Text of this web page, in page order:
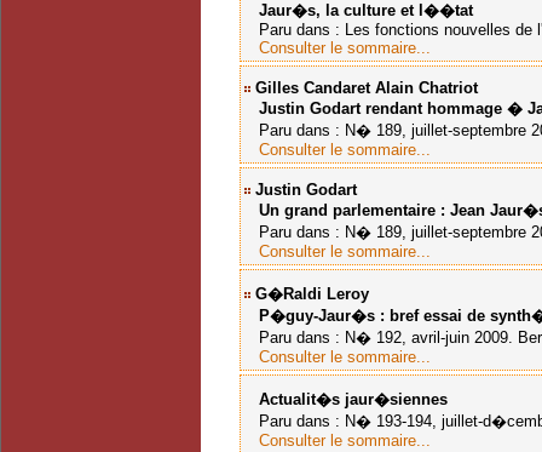
Jaur�s, la culture et l��tat
Paru dans : Les fonctions nouvelles de
Consulter le sommaire...
Gilles Candaret Alain Chatriot
Justin Godart rendant hommage �
Paru dans : N� 189, juillet-septembre
Consulter le sommaire...
Justin Godart
Un grand parlementaire : Jean
Paru dans : N� 189, juillet-septembre
Consulter le sommaire...
G�raldi Leroy
P�guy-Jaur�s : bref essai de
Paru dans : N� 192, avril-juin 2009.
Consulter le sommaire...
Actualit�s jaur�siennes
Paru dans : N� 193-194, juillet-
Consulter le sommaire...